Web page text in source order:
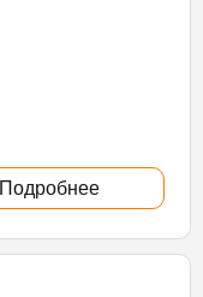
Подробнее